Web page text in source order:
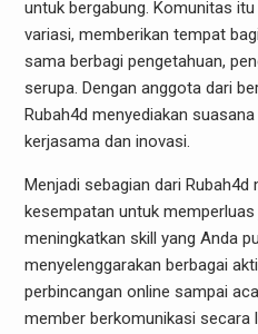
untuk bergabung. Komunitas
variasi, memberikan tempat
sama berbagi pengetahuan,
serupa. Dengan anggota dari
Rubah4d menyediakan
kerjasama dan inovasi.
Menjadi sebagian dari Rubah4d
kesempatan untuk
meningkatkan skill yang Anda
menyelenggarakan berbagai
perbincangan online sampai
member berkomunikasi secara